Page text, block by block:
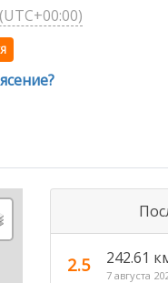
2.5 242.61
7 августа